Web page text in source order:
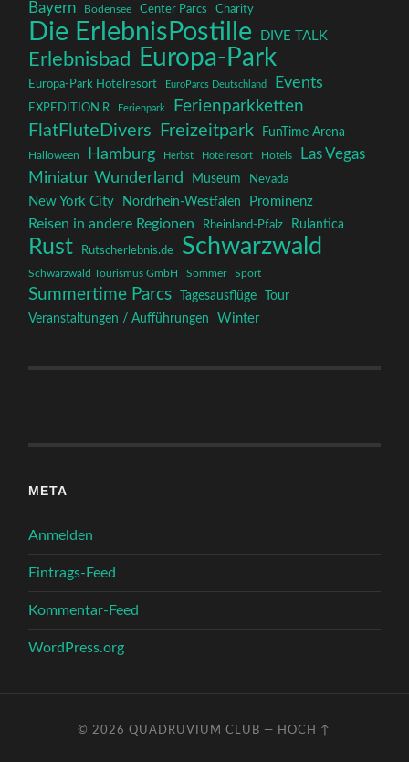
Bayern Bodensee Center Parcs Charity
Die ErlebnisPostille DIVE TALK
Erlebnisbad Europa-Park
Europa-Park Hotelresort EuroParcs Deutschland Events
EXPEDITION R Ferienpark Ferienparkketten
FlatFluteDivers Freizeitpark FunTime Arena
Halloween Hamburg Herbst Hotelresort Hotels
Las Vegas
Miniatur Wunderland
Museum Nevada
New York City Nordrhein-Westfalen Prominenz
Reisen in andere Regionen Rheinland-Pfalz Rulantica
Rust Rutscherlebnis.de Schwarzwald
Schwarzwald Tourismus GmbH Sommer Sport
Summertime Parcs Tagesausflüge
Tour
Veranstaltungen / Aufführungen
Winter
META
Anmelden
Eintrags-Feed
Kommentar-Feed
WordPress.org
© 2026QUADRUVIUM CLUB — HOCH ↑